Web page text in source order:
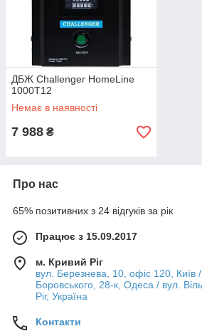
ДБЖ Challenger HomeLine
1000T12
Немає в наявності
7 988 ₴
Про нас
65% позитивних з 24 відгуків за рік
Працює з 15.09.2017
м. Кривий Ріг
вул. Березнева, 10, офіс 120, Київ
Боровського, 28-к, Одеса / вул.
Ріг, Україна
Контакти